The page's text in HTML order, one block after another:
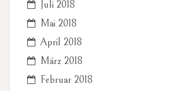
Juli 2018
Mai 2018
April 2018
März 2018
Februar 2018